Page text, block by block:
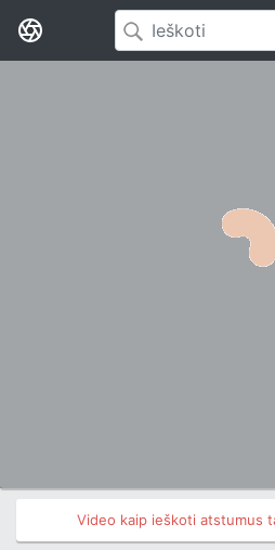
Video kaip ieškoti atstumus